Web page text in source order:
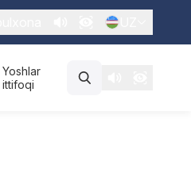
Yoshlar
ittifoqi